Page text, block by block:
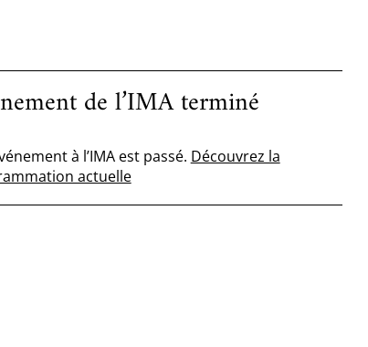
de l’IMA terminé
à l’IMA est passé. Découvrez la
actuelle